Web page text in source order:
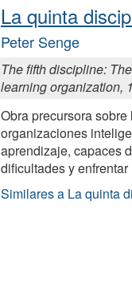
La quinta
Peter Senge
The fifth discipline:
learning organization,
Obra precursora
organizaciones
aprendizaje, capaces
dificultades y
Similares a La quinta